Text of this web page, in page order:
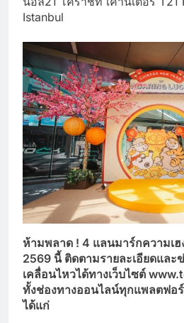
Istanbul
ห้ามพลาด ! 4 แลนมาร์กความเ
2569 นี้ ติดตามรายละเอียดและ
เคลื่อนไหวได้ทางเว็บไซต์
ทั้งช่องทางออนไลน์ทุกแพลตฟอ
ได้แก่